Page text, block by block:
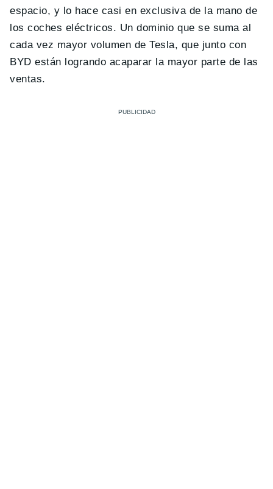
espacio, y lo hace casi en exclusiva de la mano de
los coches eléctricos. Un dominio que se suma al
cada vez mayor volumen de Tesla, que junto con
BYD están logrando acaparar la mayor parte de las
ventas.